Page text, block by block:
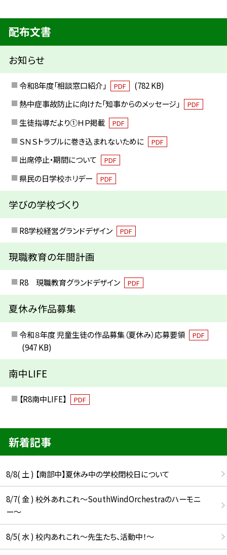
配布文書
お知らせ
令和8年度「相談窓口紹介」 PDF
(782 KB)
熱中症事故防止に向けた「知事からのメッセージ」
PDF
生徒指導だより①ＨＰ掲載 PDF
ＳＮＳトラブルに巻き込まれないために PDF
出席停止・期間について PDF
県民の日学校ホリデー PDF
学びの学校づくり
R8学校経営グランドデザイン PDF
現職教育の年間計画
R8 現職教育グランドデザイン PDF
夏休み作品募集
令和８年度 児童生徒の作品募集（夏休み）応募要領 PDF
(947 KB)
南中LIFE
【R8南中LIFE】 PDF
新着記事
8/8( 土 ) 【南部中】夏休み中の学校閉校日について
8/7( 金 ) 校外あれこれ〜SouthWindOrchestraのハーモニ
ー〜
8/5( 水 ) 校内あれこれ〜先生たち、活動中！〜